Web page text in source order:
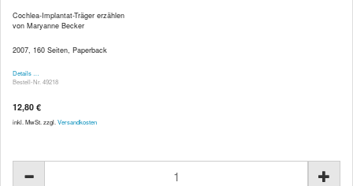
Cochlea-Implantat-Träger erzählen
von Maryanne Becker
2007, 160 Seiten, Paperback
Details …
Bestell-Nr. 49218
12,80 €
inkl. MwSt. zzgl. Versandkosten